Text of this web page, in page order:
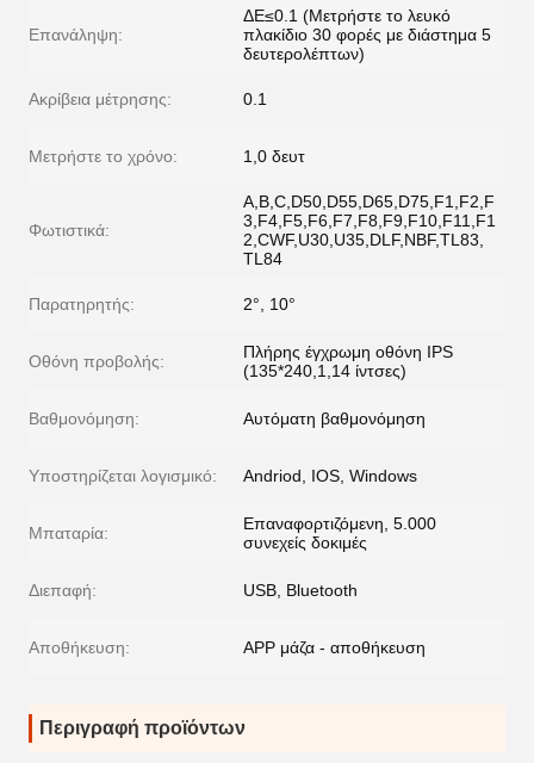
Επανάληψη:
ΔE≤0.1 (Μετρήστε το λευκό
πλακίδιο 30 φορές με διάστημα 5
δευτερολέπτων)
Ακρίβεια μέτρησης: 0.1
Μετρήστε το χρόνο: 1,0 δευτ
Φωτιστικά:
A,B,C,D50,D55,D65,D75,F1,F2,F
3,F4,F5,F6,F7,F8,F9,F10,F11,F1
2,CWF,U30,U35,DLF,NBF,TL83,
TL84
Παρατηρητής: 2°, 10°
Οθόνη προβολής:
Πλήρης έγχρωμη οθόνη IPS
(135*240,1,14 ίντσες)
Βαθμονόμηση: Αυτόματη βαθμονόμηση
Υποστηρίζεται λογισμικό: Andriod, IOS, Windows
Μπαταρία:
Επαναφορτιζόμενη, 5.000
συνεχείς δοκιμές
Διεπαφή: USB, Bluetooth
Αποθήκευση: APP μάζα - αποθήκευση
Περιγραφή προϊόντων